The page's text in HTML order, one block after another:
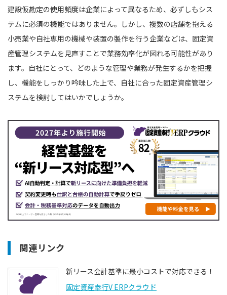
建設仮勘定の使用頻度は企業によって異なるため、必ずしもシス
テムに必須の機能ではありません。しかし、複数の店舗を抱える
小売業や自社専用の機械や装置の製作を行う企業などは、固定資
産管理システムを見直すことで業務効率化が図れる可能性があり
ます。自社にとって、どのような管理や業務が発⽣するかを把握
し、機能をしっかり吟味した上で、自社に合った固定資産管理シ
ステムを検討してはいかでしょうか。
関連リンク
新リース会計基準に最小コストで対応できる！
固定資産奉行V ERPクラウド